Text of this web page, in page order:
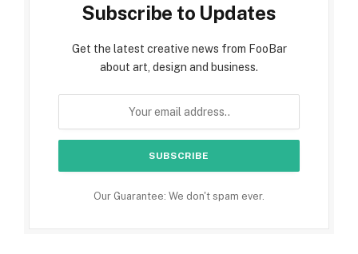
Subscribe to Updates
Get the latest creative news from FooBar
about art, design and business.
Our Guarantee: We don't spam ever.